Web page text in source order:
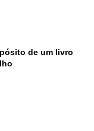
de um livro